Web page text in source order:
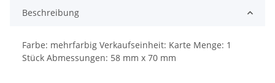
Beschreibung
Farbe: mehrfarbig Verkaufseinheit: Karte Menge: 1
Stück Abmessungen: 58 mm x 70 mm